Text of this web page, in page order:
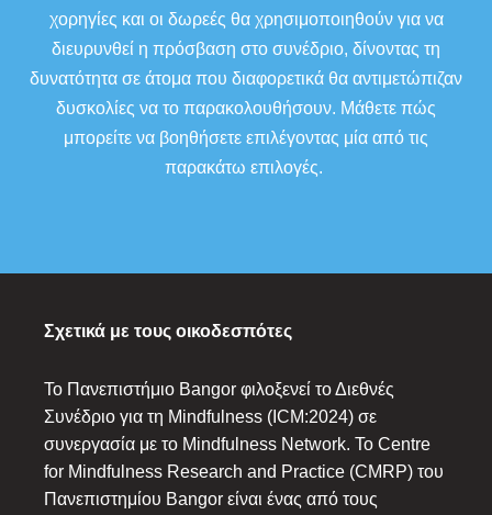
χορηγίες και οι δωρεές θα χρησιμοποιηθούν για να
διευρυνθεί η πρόσβαση στο συνέδριο, δίνοντας τη
δυνατότητα σε άτομα που διαφορετικά θα αντιμετώπιζαν
δυσκολίες να το παρακολουθήσουν. Μάθετε πώς
μπορείτε να βοηθήσετε επιλέγοντας μία από τις
παρακάτω επιλογές.
Σχετικά με τους οικοδεσπότες
Το Πανεπιστήμιο Bangor φιλοξενεί το Διεθνές
Συνέδριο για τη Mindfulness (ICM:2024) σε
συνεργασία με το Mindfulness Network. Το Centre
for Mindfulness Research and Practice (CMRP) του
Πανεπιστημίου Bangor είναι ένας από τους